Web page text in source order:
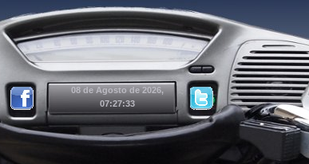
08 de Agosto de 2026,
07:27:33